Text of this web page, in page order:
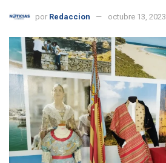
por Redaccion octubre 13, 2023